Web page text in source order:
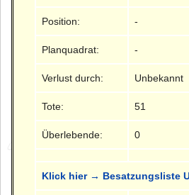
Position: -
Planquadrat: -
Verlust durch: Unbekannt
Tote: 51
Überlebende: 0
Klick hier → Besatzungsliste